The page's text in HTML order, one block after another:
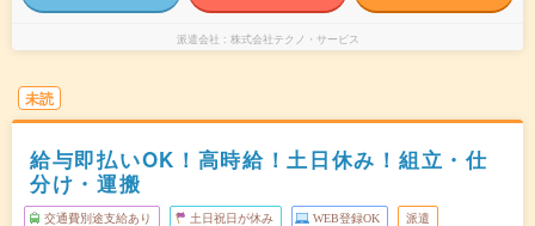
派遣会社 株式会社テクノ・サービス
未読
給与即払いOK！高時給！土日休み！組立・仕
分け・運搬
交通費別途支給あり 土日祝日が休み WEB登録OK 派遣